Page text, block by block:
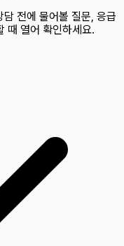
담 전에 물어볼 질문, 응급
때 열어 확인하세요.